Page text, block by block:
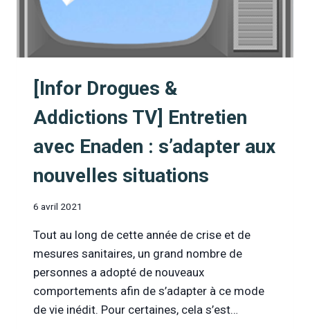
[Infor Drogues &
Addictions TV] Entretien
avec Enaden : s’adapter aux
nouvelles situations
6 avril 2021
Tout au long de cette année de crise et de
mesures sanitaires, un grand nombre de
personnes a adopté de nouveaux
comportements afin de s’adapter à ce mode
de vie inédit. Pour certaines, cela s’est…